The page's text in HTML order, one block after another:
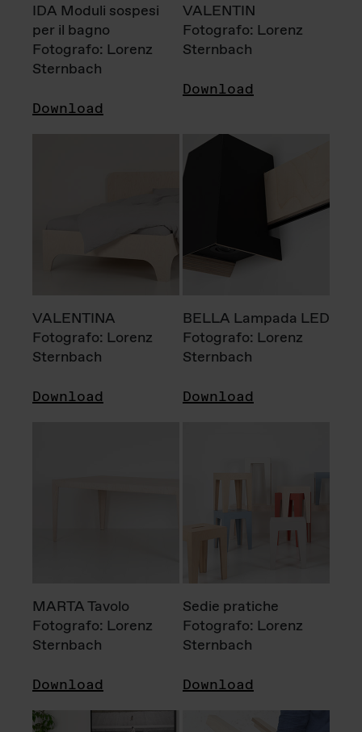
IDA Moduli sospesi
per il bagno
Fotografo: Lorenz
Sternbach
Download
VALENTIN
Fotografo: Lorenz
Sternbach
Download
VALENTINA
Fotografo: Lorenz
Sternbach
Download
BELLA Lampada LED
Fotografo: Lorenz
Sternbach
Download
MARTA Tavolo
Fotografo: Lorenz
Sternbach
Download
Sedie pratiche
Fotografo: Lorenz
Sternbach
Download